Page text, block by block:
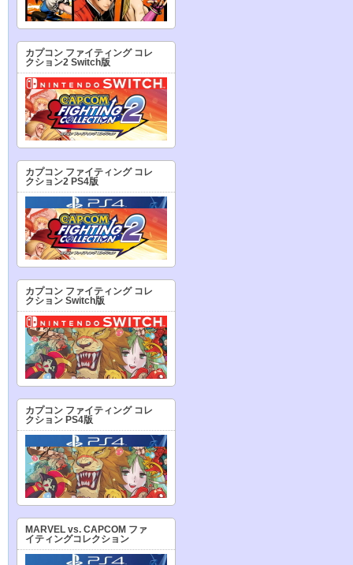
カプコン ファイティング コレ
クション2 Switch版
カプコン ファイティング コレ
クション2 PS4版
カプコン ファイティング コレ
クション Switch版
カプコン ファイティング コレ
クション PS4版
MARVEL vs. CAPCOM ファ
イティングコレクション